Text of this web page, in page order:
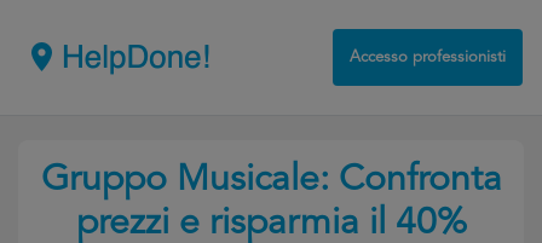
Accesso professionisti
Gruppo Musicale: Confronta
prezzi e risparmia il 40%